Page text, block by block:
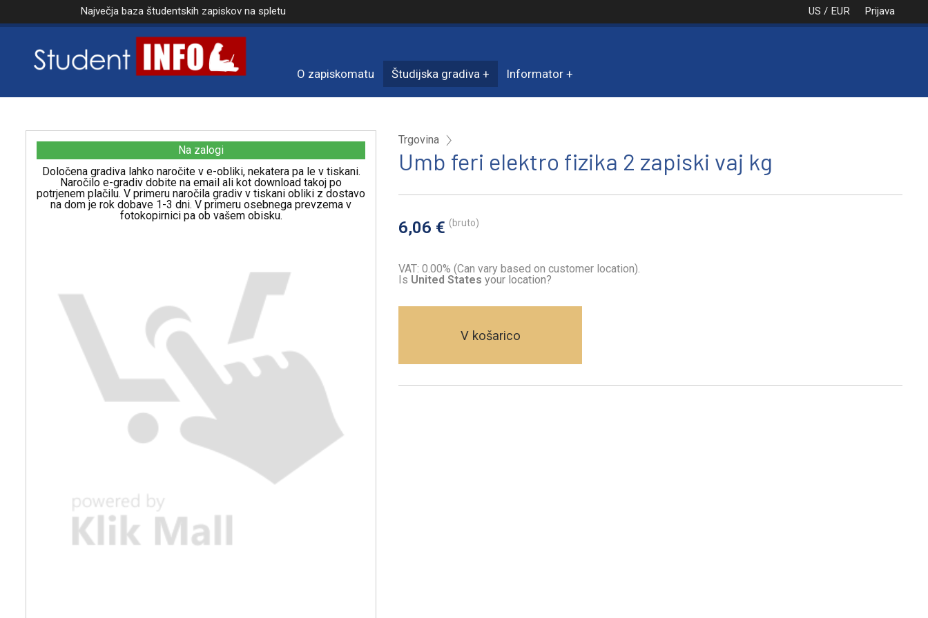
Prijava
US / EUR
Največja baza študentskih zapiskov na spletu
O zapiskomatu Študijska gradiva Informator
Na zalogi
Določena gradiva lahko naročite v e-obliki, nekatera pa le v tiskani.
Naročilo e-gradiv dobite na email ali kot download takoj po
potrjenem plačilu. V primeru naročila gradiv v tiskani obliki z dostavo
na dom je rok dobave 1-3 dni. V primeru osebnega prevzema v
fotokopirnici pa ob vašem obisku.
Trgovina
Umb feri elektro fizika 2 zapiski vaj kg
6,06 € (bruto)
VAT: 0.00% (Can vary based on customer location).
Is United States your location?
V košarico